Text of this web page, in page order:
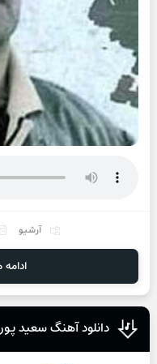
آرشیو
دانلود آهنگ سعید